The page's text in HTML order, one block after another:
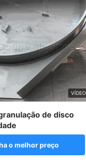
VÍDEO
de disco
o melhor preço